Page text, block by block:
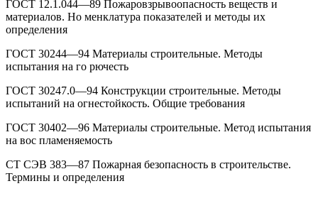
ГОСТ 12.1.044—89 Пожаровзрывоопасность веществ и
материалов. Но менклатура показателей и методы их
определения
ГОСТ 30244—94 Материалы строительные. Методы
испытания на го рючесть
ГОСТ 30247.0—94 Конструкции строительные. Методы
испытаний на огнестойкость. Общие требования
ГОСТ 30402—96 Материалы строительные. Метод испытания
на вос пламеняемость
СТ СЭВ 383—87 Пожарная безопасность в строительстве.
Термины и определения